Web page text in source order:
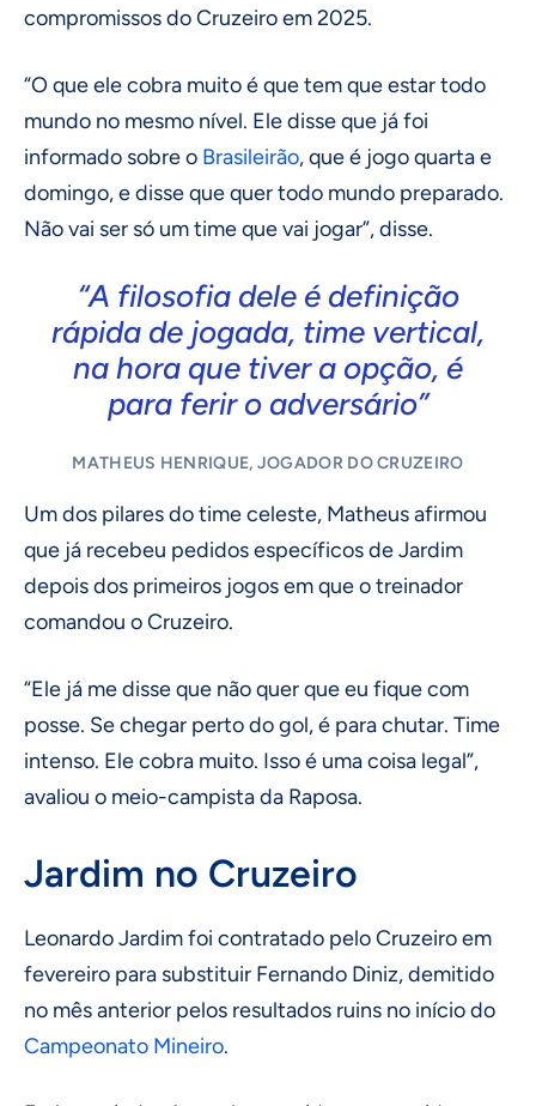
compromissos do Cruzeiro em 2025.
“O que ele cobra muito é que tem que estar todo
mundo no mesmo nível. Ele disse que já foi
informado sobre o Brasileirão, que é jogo quarta e
domingo, e disse que quer todo mundo preparado.
Não vai ser só um time que vai jogar”, disse.
“A filosofia dele é definição
rápida de jogada, time vertical,
na hora que tiver a opção, é
para ferir o adversário”
MATHEUS HENRIQUE, JOGADOR DO CRUZEIRO
Um dos pilares do time celeste, Matheus afirmou
que já recebeu pedidos específicos de Jardim
depois dos primeiros jogos em que o treinador
comandou o Cruzeiro.
“Ele já me disse que não quer que eu fique com
posse. Se chegar perto do gol, é para chutar. Time
intenso. Ele cobra muito. Isso é uma coisa legal”,
avaliou o meio-campista da Raposa.
Jardim no Cruzeiro
Leonardo Jardim foi contratado pelo Cruzeiro em
fevereiro para substituir Fernando Diniz, demitido
no mês anterior pelos resultados ruins no início do
Campeonato Mineiro.